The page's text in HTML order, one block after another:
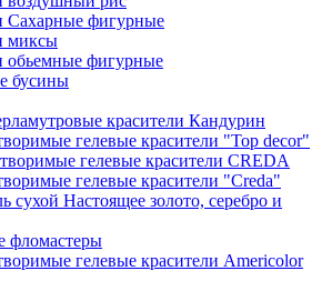
Сахарные фигурные
миксы
фигурные
бусины
красители Кандурин
гелевые красители "Top decor"
гелевые красители CREDA
гелевые красители "Creda"
сухой Настоящее золото, серебро и
фломастеры
гелевые красители Americolor